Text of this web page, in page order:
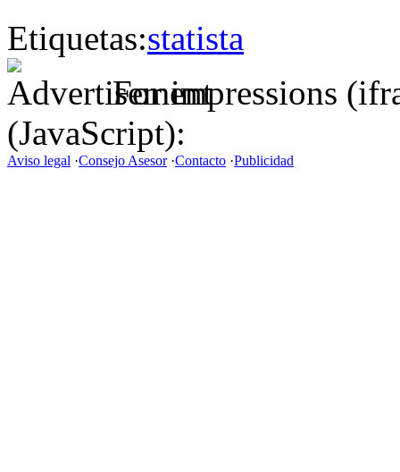
Etiquetas:statista
For impressions
(JavaScript):
Aviso legal ·Consejo Asesor·Contacto ·Publicidad